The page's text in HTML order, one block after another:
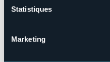
Statistiques
Marketing